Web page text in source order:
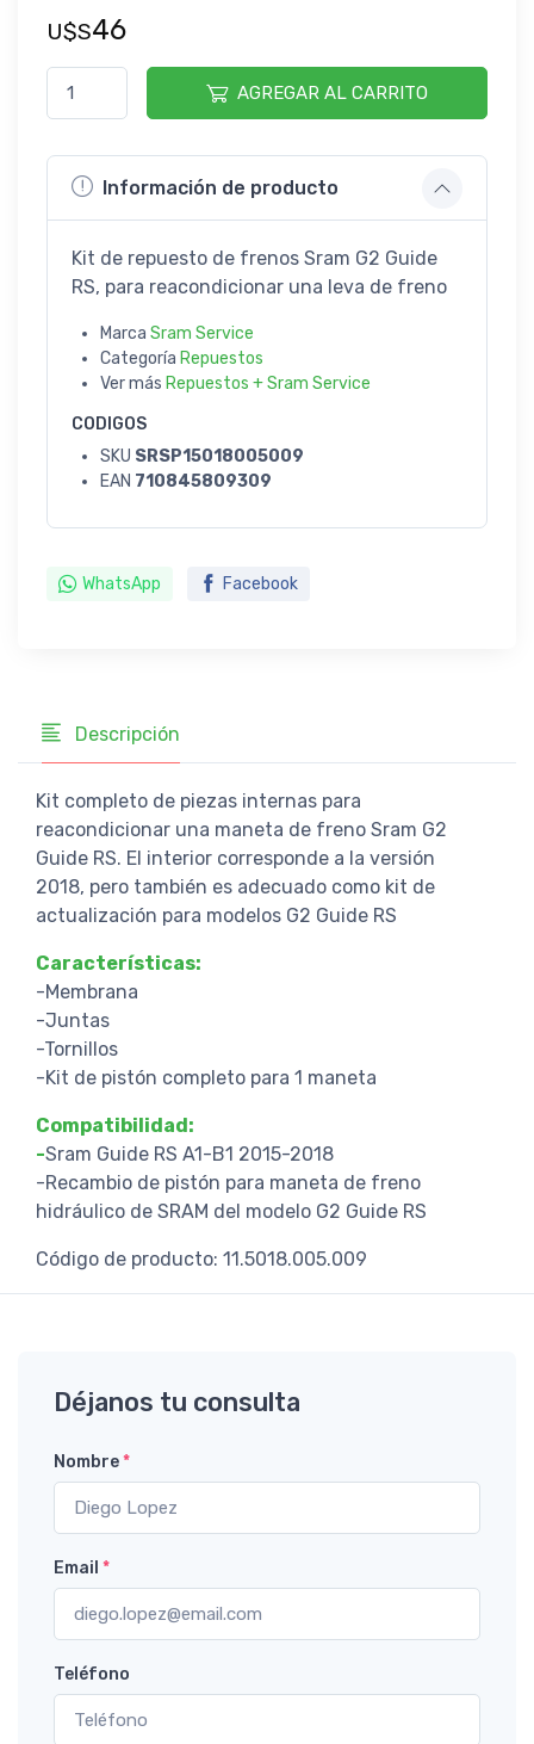
U$S46
AGREGAR AL CARRITO
Información de producto
Kit de repuesto de frenos Sram G2 Guide
RS, para reacondicionar una leva de freno
Marca Sram Service
Categoría Repuestos
Ver más Repuestos + Sram Service
CODIGOS
SKU SRSP15018005009
EAN 710845809309
WhatsApp Facebook
Descripción
Kit completo de piezas internas para
reacondicionar una maneta de freno Sram G2
Guide RS. El interior corresponde a la versión
2018, pero también es adecuado como kit de
actualización para modelos G2 Guide RS
Características:
-Membrana
-Juntas
-Tornillos
-Kit de pistón completo para 1 maneta
Compatibilidad:
-Sram Guide RS A1-B1 2015-2018
-Recambio de pistón para maneta de freno
hidráulico de SRAM del modelo G2 Guide RS
Código de producto: 11.5018.005.009
Déjanos tu consulta
Nombre*
Email *
Teléfono